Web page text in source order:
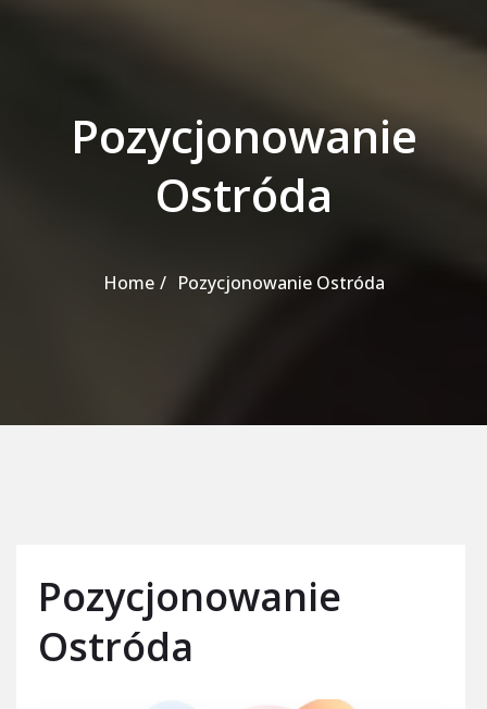
Pozycjonowanie
Ostróda
Home Pozycjonowanie Ostróda
Pozycjonowanie
Ostróda